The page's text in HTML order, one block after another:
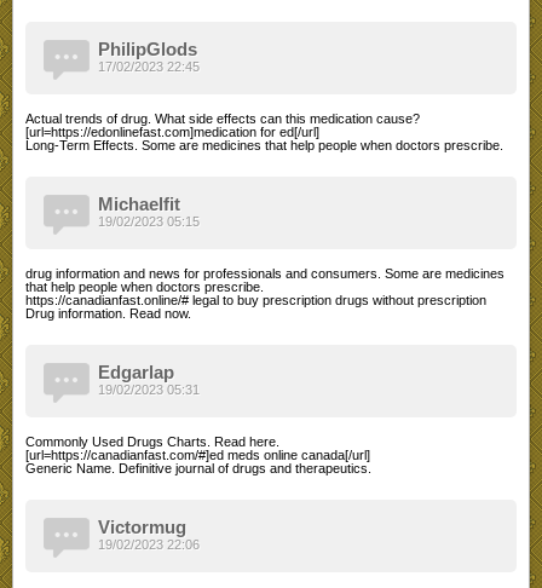
PhilipGlods
Actual trends of drug. What side effects can this medication cause?
[url=https://edonlinefast.com]medication for ed[/url]
Long-Term Effects. Some are medicines that help people when doctors prescribe.
17/02/2023 22:45
Michaelfit
drug information and news for professionals and consumers. Some are medicines
that help people when doctors prescribe.
https://canadianfast.online/# legal to buy prescription drugs without prescription
Drug information. Read now.
19/02/2023 05:15
Edgarlap
Commonly Used Drugs Charts. Read here.
[url=https://canadianfast.com/#]ed meds online canada[/url]
Generic Name. Definitive journal of drugs and therapeutics.
19/02/2023 05:31
Victormug
19/02/2023 22:06